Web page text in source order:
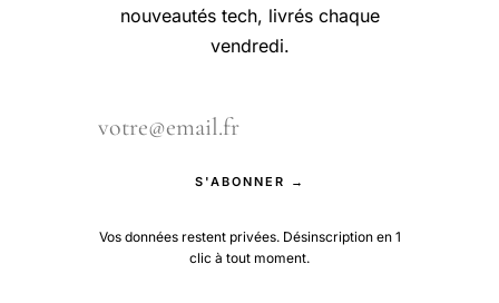
nouveautés tech, livrés chaque
vendredi.
S'ABONNER →
Vos données restent privées. Désinscription en 1
clic à tout moment.